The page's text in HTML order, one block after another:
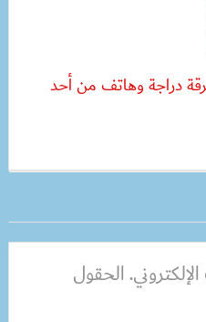
دراجة وهاتف من أحد
الحقول